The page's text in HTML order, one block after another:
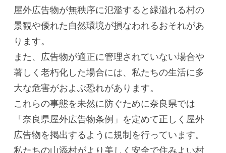
屋外広告物が無秩序に氾濫すると緑溢れる村の
景観や優れた自然環境が損なわれるおそれがあ
ります。
また、広告物が適正に管理されていない場合や
著しく老朽化した場合には、私たちの生活に多
大な危害がおよぶ恐れがあります。
これらの事態を未然に防ぐために奈良県では
「奈良県屋外広告物条例」を定めて正しく屋外
広告物を掲出するように規制を行っています。
私たちの山添村がより美しく安全で住みよい村